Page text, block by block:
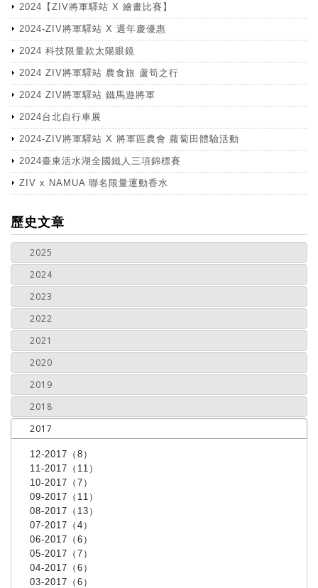
2024【ZIV將軍驛站 X 繪畫比賽】
2024-ZIV將軍驛站 X 週年慶優惠
2024 科技限量款太陽眼鏡
2024 ZIV將軍驛站 農食旅 蘆筍之行
2024 ZIV將軍驛站 鐵馬遊將軍
2024台北自行車展
2024-ZIV將軍驛站 X 將軍區農會 蘿蔔田體驗活動
2024臺東活水湖全國鐵人三項錦標賽
ZIV x NAMUA 聯名限量運動香水
more
歷史文章
2025
2024
2023
2022
2021
2020
2019
2018
2017
12-2017（8）
11-2017（11）
10-2017（7）
09-2017（11）
08-2017（13）
07-2017（4）
06-2017（6）
05-2017（7）
04-2017（6）
03-2017（6）